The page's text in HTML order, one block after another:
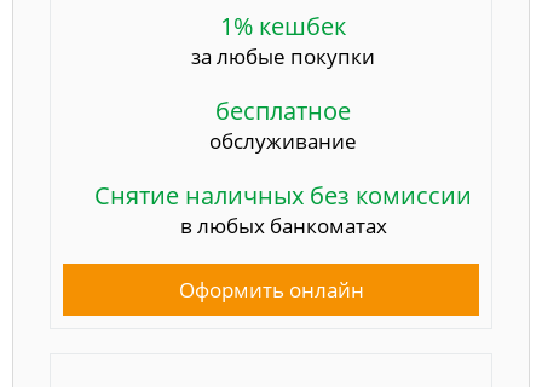
1% кешбек
за любые покупки
бесплатное
обслуживание
Снятие наличных без комиссии
в любых банкоматах
Оформить онлайн